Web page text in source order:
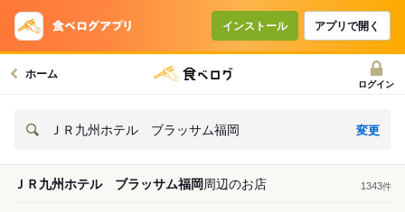
インストール アプリで開く
ホーム
ログイン
ＪＲ九州ホテル ブラッサム福岡 変更
ＪＲ九州ホテル ブラッサム福岡周辺のお店 1343件